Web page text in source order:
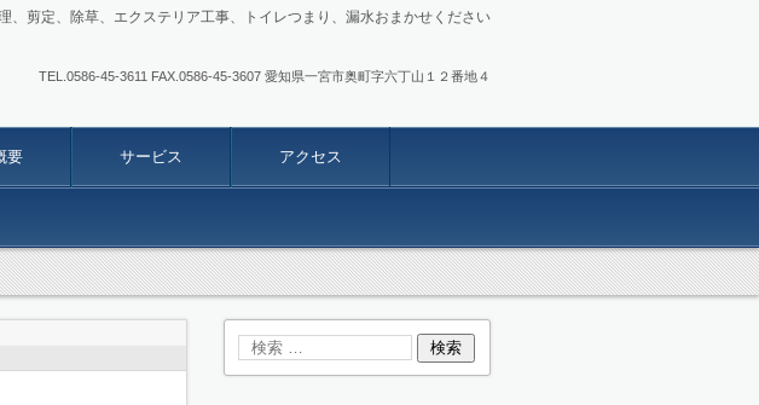
剪定、除草、エクステリア工事、トイレつまり、漏水おまかせください
TEL.0586-45-3611 FAX.0586-45-3607 愛知県一宮市奥町字六丁山１２番地４
要 サービス アクセス